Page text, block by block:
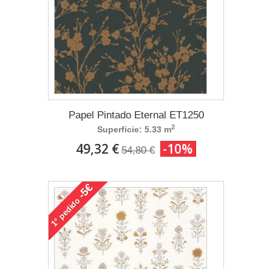
Papel Pintado Eternal ET1250
Superficie: 5.33 m2
49,32 € 54,80 € -10%
1°
pedido
-5€